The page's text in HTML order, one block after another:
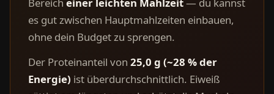
Bereich einer leichten Mahlzeit— du kannst
es gut zwischen Hauptmahlzeiten einbauen,
ohne dein Budget zu sprengen.
Der Proteinanteil von 25,0 g (~28 % der
Energie) ist überdurchschnittlich. Eiweiß